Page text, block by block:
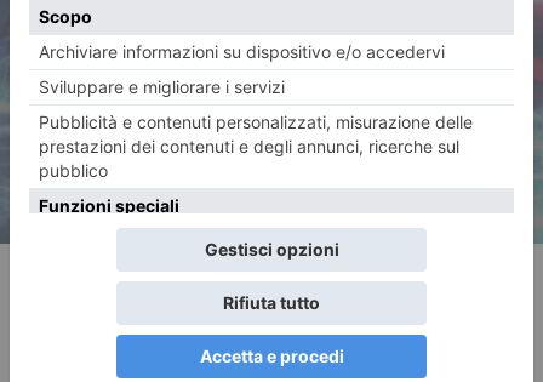
Approvato il bilancio Csi
RECENTI: